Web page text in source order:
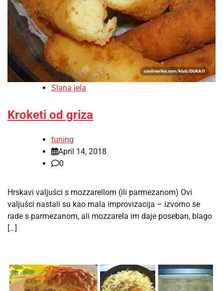
Slana jela
Kroketi od griza
tuning
April 14, 2018
0
Hrskavi valjušci s mozzarellom (ili parmezanom) Ovi
valjušci nastali su kao mala improvizacija – izvorno se
rade s parmezanom, ali mozzarela im daje poseban, blago
[…]